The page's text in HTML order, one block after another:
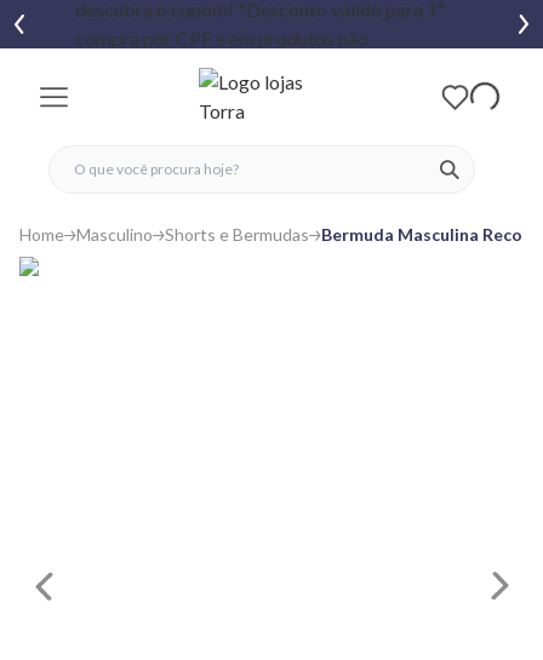
ver
fechar menu
fechar menu
favoritos
Home Masculino Shorts e Bermudas Bermuda Masculina